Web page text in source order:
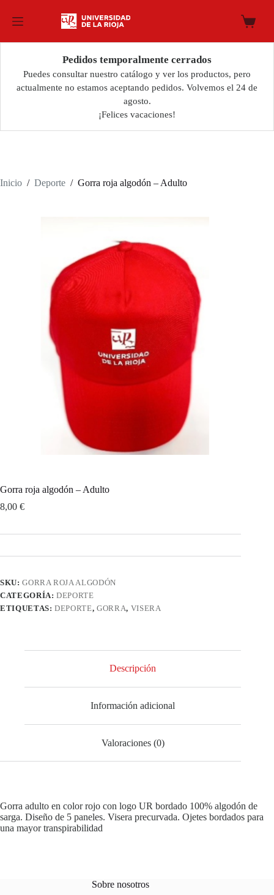
contenido
Carro
Pedidos temporalmente cerrados
Puedes consultar nuestro catálogo y ver los productos, pero
actualmente no estamos aceptando pedidos. Volvemos el 24 de
agosto.
¡Felices vacaciones!
Inicio / Deporte / Gorra roja algodón – Adulto
Gorra roja algodón – Adulto
8,00 €
SKU:GORRA ROJA ALGODÓN
CATEGORÍA:DEPORTE
ETIQUETAS:DEPORTE,GORRA, VISERA
Descripción
Información adicional
Valoraciones (0)
Gorra adulto en color rojo con logo UR bordado 100% algodón de
sarga. Diseño de 5 paneles. Visera precurvada. Ojetes bordados para
una mayor transpirabilidad
Sobre nosotros